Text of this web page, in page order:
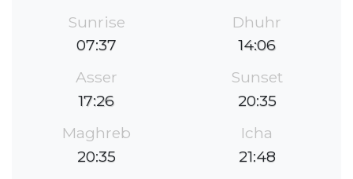
Sunrise
07:37
Dhuhr
14:06
Asser
17:26
Sunset
20:35
Maghreb
20:35
Icha
21:48